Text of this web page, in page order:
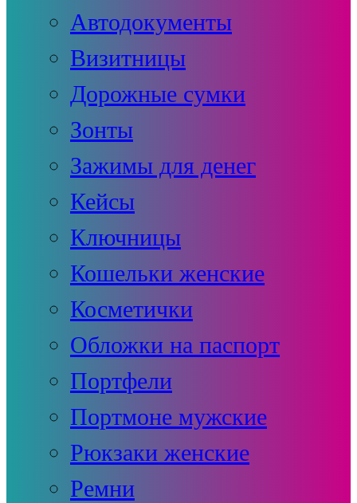
Автодокументы
Визитницы
Дорожные сумки
Зонты
Зажимы для денег
Кейсы
Ключницы
Кошельки женские
Косметички
Обложки на паспорт
Портфели
Портмоне мужские
Рюкзаки женские
Ремни